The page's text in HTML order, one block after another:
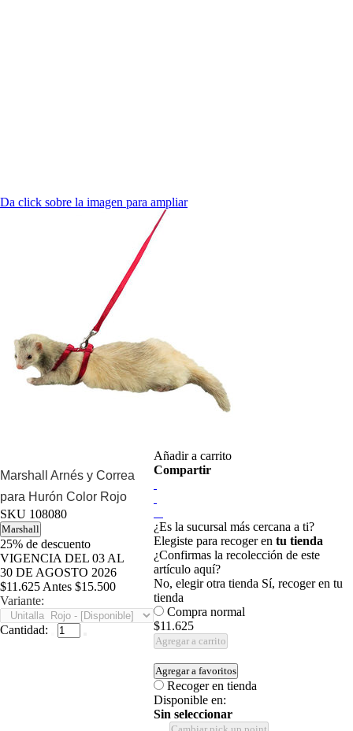
Da click sobre la imagen para ampliar
Marshall Arnés y Correa
para Hurón Color Rojo
SKU 108080
Marshall
25% de descuento
VIGENCIA DEL 03 AL
30 DE AGOSTO 2026
$11.625 Antes $15.500
Variante:
Cantidad:
Añadir a carrito
Compartir
¿Es la sucursal más cercana a ti?
Elegiste para recoger en tu tienda
¿Confirmas la recolección de este
artículo aquí?
No, elegir otra tienda Sí, recoger en tu
tienda
Compra normal
$11.625
Agregar a carrito
Agregar a favoritos
Recoger en tienda
Disponible en:
Sin seleccionar